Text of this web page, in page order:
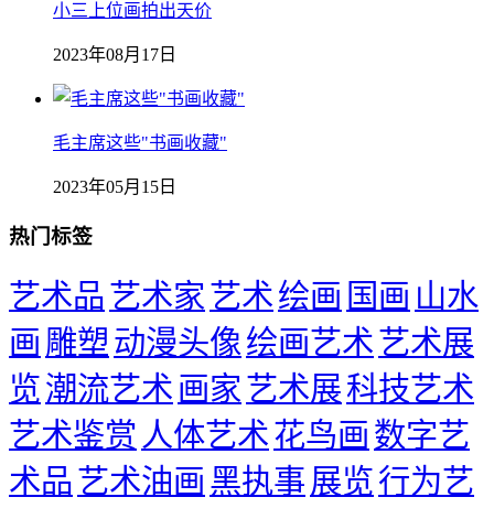
小三上位画拍出天价
2023年08月17日
毛主席这些"书画收藏"
2023年05月15日
热门标签
艺术品艺术家 艺术绘画 国画 山水
画 雕塑 动漫头像绘画艺术艺术展
览潮流艺术 画家 艺术展科技艺术
艺术鉴赏 人体艺术花鸟画 数字艺
术品艺术油画 黑执事 展览行为艺